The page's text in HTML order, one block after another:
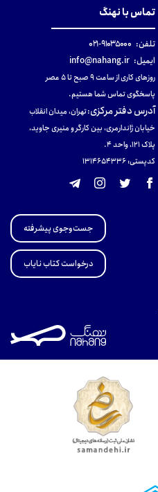
تماس با نهنگ
تلفن: ۹۱۰۳۵۰۰۰-۰۲۱
ایمیل: info@nahang.ir
روزهای کاری از ساعت ۹ صبح تا ۵ عصر
پاسخگوی تماس شما هستیم.
آدرس دفتر مرکزی:تهران، میدان انقلاب
خیابان ژاندارمری، بین کارگر و منیری جاوید،
پلاک 121، واحد ۴.
کدپستی: 131465433۶
جست‌وجوی پیشرفته
درخواست کتاب نایاب